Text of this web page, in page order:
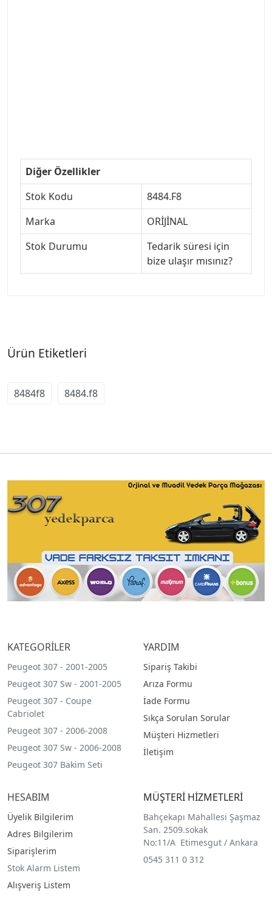
Diğer Özellikler
Stok Kodu
8484.F8
Marka
ORİJİNAL
Stok Durumu
Tedarik süresi için
bize ulaşır mısınız?
Ürün Etiketleri
8484f8 8484.f8
KATEGORİLER
Peugeot 307 - 2001-2005
Peugeot 307 Sw - 2001-2005
Peugeot 307 - Coupe
Cabriolet
Peugeot 307 - 2006-2008
Peugeot 307 Sw - 2006-2008
Peugeot 307 Bakim Seti
YARDIM
Sipariş Takibi
Arıza Formu
İade Formu
Sıkça Sorulan Sorular
Müşteri Hizmetleri
İletişim
HESABIM
Üyelik Bilgilerim
Adres Bilgilerim
Siparişlerim
Stok Alarm Listem
Alışveriş Listem
MÜŞTERİ HİZMETLERİ
Bahçekapı Mahallesi Şaşmaz
San. 2509.sokak
No:11/A Etimesgut / Ankara
0545 311 0 312